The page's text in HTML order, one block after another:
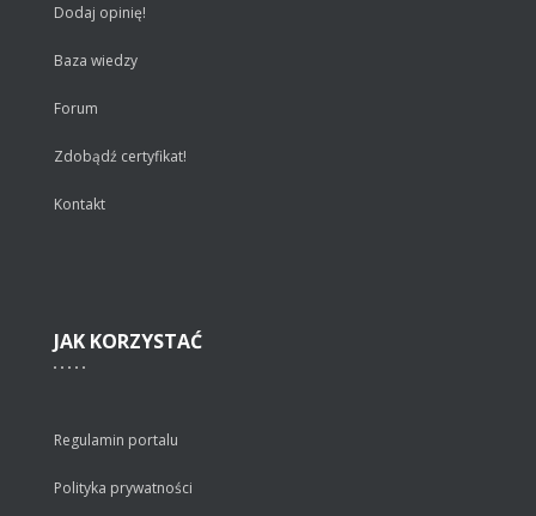
Dodaj opinię!
Baza wiedzy
Forum
Zdobądź certyfikat!
Kontakt
JAK KORZYSTAĆ
Regulamin portalu
Polityka prywatności